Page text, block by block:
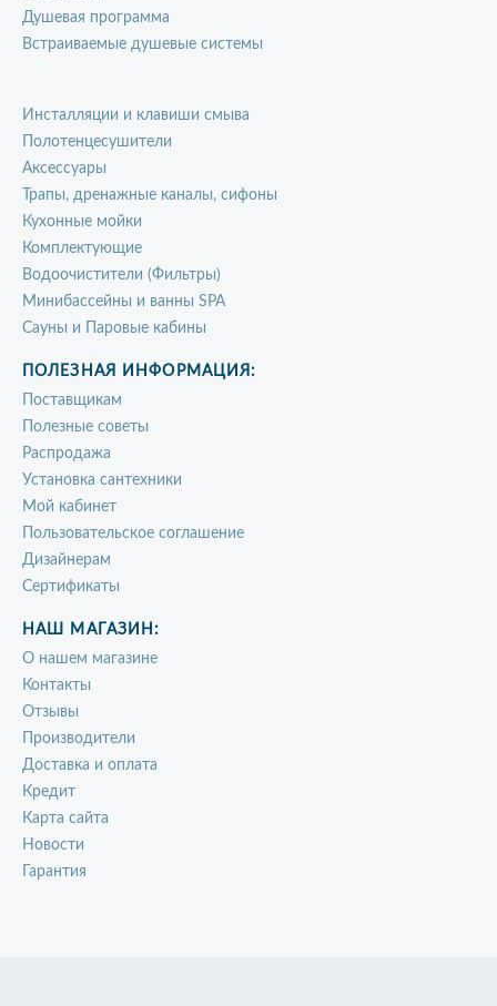
Душевая программа
Встраиваемые душевые системы
Инсталляции и клавиши смыва
Полотенцесушители
Аксессуары
Трапы, дренажные каналы, сифоны
Кухонные мойки
Комплектующие
Водоочистители (Фильтры)
Минибассейны и ванны SPA
Сауны и Паровые кабины
ПОЛЕЗНАЯ ИНФОРМАЦИЯ:
Поставщикам
Полезные советы
Распродажа
Установка сантехники
Мой кабинет
Пользовательское соглашение
Дизайнерам
Сертификаты
НАШ МАГАЗИН:
О нашем магазине
Контакты
Отзывы
Производители
Доставка и оплата
Кредит
Карта сайта
Новости
Гарантия